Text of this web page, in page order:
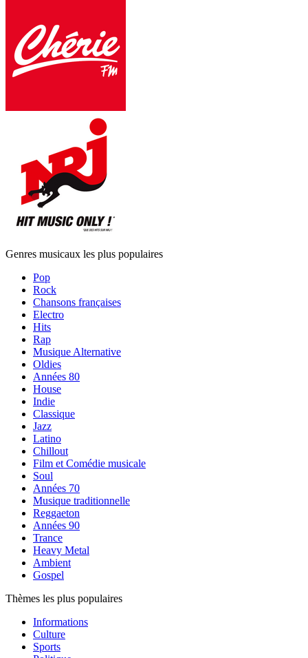
Genres musicaux les plus populaires
Pop
Rock
Chansons françaises
Electro
Hits
Rap
Musique Alternative
Oldies
Années 80
House
Indie
Classique
Jazz
Latino
Chillout
Film et Comédie musicale
Soul
Années 70
Musique traditionnelle
Reggaeton
Années 90
Trance
Heavy Metal
Ambient
Gospel
Thèmes les plus populaires
Informations
Culture
Sports